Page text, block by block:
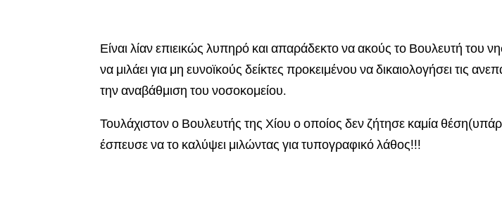
Είναι λίαν επιεικώς λυπηρό και απαράδεκτο να ακούς το Βουλευτή του
να μιλάει για μη ευνοϊκούς δείκτες προκειμένου να δικαιολογήσει τις
την αναβάθμιση του νοσοκομείου.
Τουλάχιστον ο Βουλευτής της Χίου ο οποίος δεν ζήτησε καμία
έσπευσε να το καλύψει μιλώντας για τυπογραφικό λάθος!!!